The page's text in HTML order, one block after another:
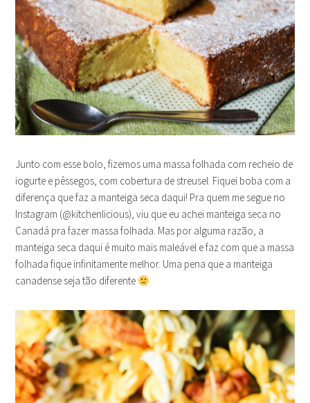
Junto com esse bolo, fizemos uma massa folhada com recheio de
iogurte e pêssegos, com cobertura de streusel. Fiquei boba com a
diferença que faz a manteiga seca daqui! Pra quem me segue no
Instagram (@kitchenlicious), viu que eu achei manteiga seca no
Canadá pra fazer massa folhada. Mas por alguma razão, a
manteiga seca daqui é muito mais maleável e faz com que a massa
folhada fique infinitamente melhor. Uma pena que a manteiga
canadense seja tão diferente